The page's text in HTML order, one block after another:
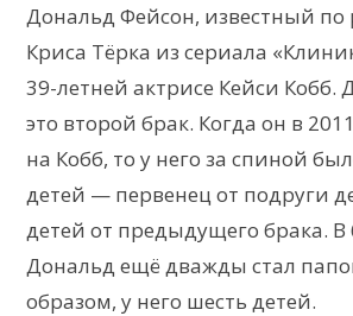
Дональд Фейсон, известный по
Криса Тёрка из сериала
39-летней актрисе Кейси Кобб.
это второй брак. Когда он в
на Кобб, то у него за спиной
детей — первенец от подруги
детей от предыдущего брака. В
Дональд ещё дважды стал
образом, у него шесть детей.